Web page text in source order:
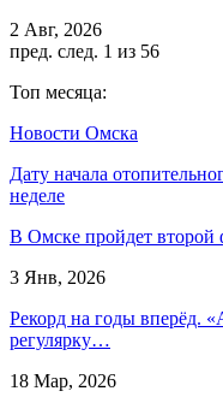
2 Авг, 2026
пред. след. 1 из 56
Топ месяца:
Новости Омска
Дату начала
неделе
В Омске пройдет
3 Янв, 2026
Рекорд на годы вперёд.
регулярку…
18 Мар, 2026